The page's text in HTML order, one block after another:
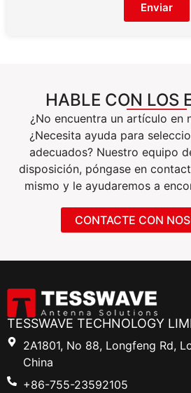
Enviar
HABLE CON LOS
¿No encuentra un artículo en
¿Necesita ayuda para
adecuados? Nuestro equipo
disposición, póngase en
mismo y le ayudaremos a
CONTACTE CON
TESSWAVE TECHNOLOGY
2A1801, No 88, Longfeng Rd,
China
+86-755-23592105